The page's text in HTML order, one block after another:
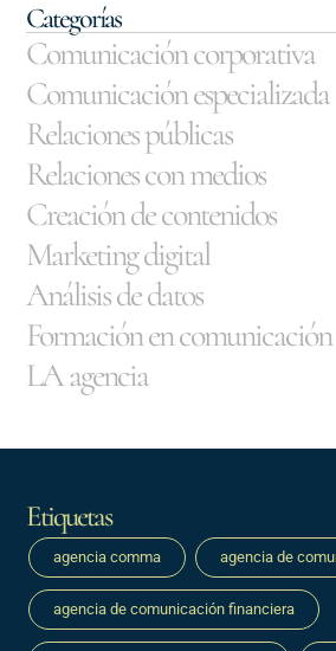
Categorías
Comunicación corporativa
Comunicación especializada
Relaciones públicas
Relaciones con medios
Creación de contenidos
Marketing digital
Análisis de datos
Formación en comunicación
LA agencia
Etiquetas
agencia comma agencia de
agencia de comunicación financiera